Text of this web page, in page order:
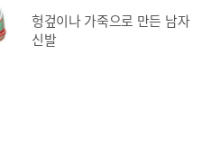
헝겊이나 가죽으로 만든 남자
신발